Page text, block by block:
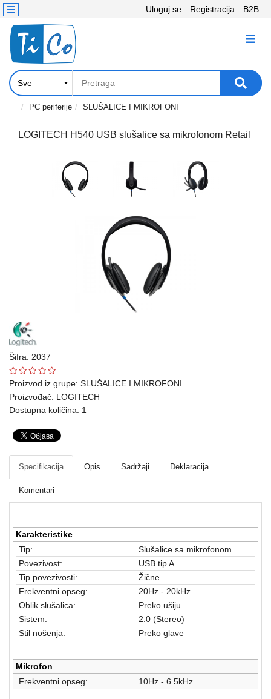
Uloguj se Registracija B2B
KATEGORIJE
Računari,
Komponente
Laptop
tablet
tehnika
Telefoni
oprema
Mrežna
Fotoaparati
kamere
Kućni
aparati
Software
Sve
kategorije
Kontakt
PC periferije SLUŠALICE I MIKROFONI
LOGITECH H540 USB slušalice sa mikrofonom Retail
Šifra: 2037
Proizvod iz grupe: SLUŠALICE I MIKROFONI
Proizvođač: LOGITECH
Dostupna količina: 1
Specifikacija Opis Sadržaji Deklaracija
Komentari
Karakteristike
Tip:
Slušalice sa mikrofonom
Povezivost:
USB tip A
Tip povezivosti:
Žične
Frekventni opseg:
20Hz - 20kHz
Oblik slušalica:
Preko ušiju
Sistem:
2.0 (Stereo)
Stil nošenja:
Preko glave
Mikrofon
Frekventni opseg:
10Hz - 6.5kHz